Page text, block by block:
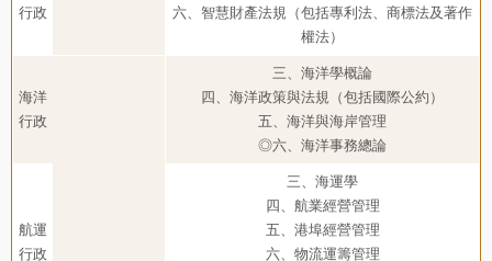
行政
六、智慧財產法規（包括專利法、商標法及著作
權法）
海洋
行政
三、海洋學概論
四、海洋政策與法規（包括國際公約）
五、海洋與海岸管理
◎六、海洋事務總論
航運
行政
三、海運學
四、航業經營管理
五、港埠經營管理
六、物流運籌管理